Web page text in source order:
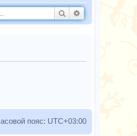
Поиск
пояс: UTC+03:00